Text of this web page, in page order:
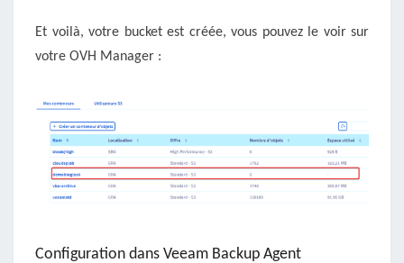
Et voilà, votre bucket est créée, vous pouvez le voir sur
votre OVH Manager :
Configuration dans Veeam Backup Agent